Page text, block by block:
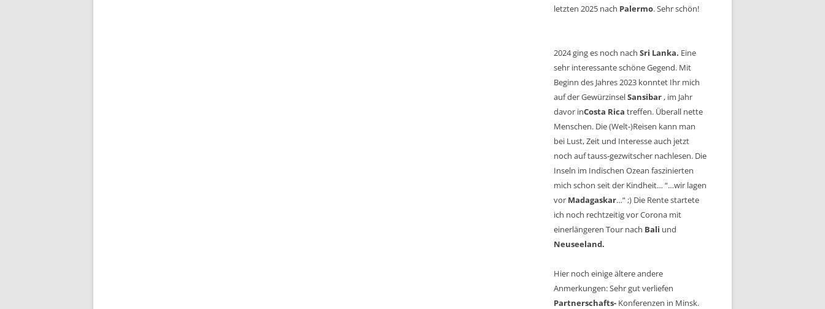
letzten 2025 nach Palermo. Sehr schön!
2024 ging es noch nach Sri Lanka. Eine
sehr interessante schöne Gegend. Mit
Beginn des Jahres 2023 konntet Ihr mich
auf der GewürzinselSansibar , im Jahr
davor inCosta Rica treffen. Überall nette
Menschen. Die (Welt-)Reisen kann man
bei Lust, Zeit und Interesse auch jetzt
noch auf tauss-gezwitscher nachlesen. Die
Inseln im Indischen Ozean faszinierten
mich schon seit der Kindheit… “…wir lagen
vor Madagaskar…“ ;) Die Rente startete
ich noch rechtzeitig vor Corona mit
einerlängeren Tour nach Bali und
Neuseeland.
Hier noch einige ältere andere
Anmerkungen: Sehr gut verliefen
Partnerschafts- Konferenzen in Minsk.